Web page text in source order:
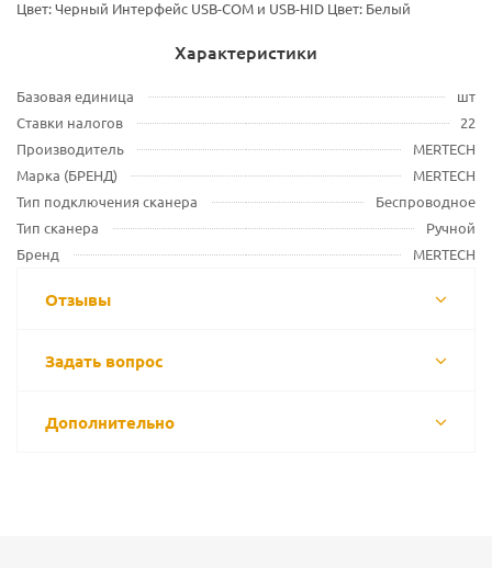
Цвет: Черный Интерфейс USB-COM и USB-HID Цвет: Белый
Характеристики
Базовая единица
шт
Ставки налогов
22
Производитель
MERTECH
Марка (БРЕНД)
MERTECH
Тип подключения сканера
Беспроводное
Тип сканера
Ручной
Бренд
MERTECH
Отзывы
Задать вопрос
Дополнительно